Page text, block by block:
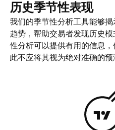
历史季节性表现
我们的季节性分析工具能够
趋势，帮助交易者发现历史
性分析可以提供有用的信息
此不应将其视为绝对准确的预